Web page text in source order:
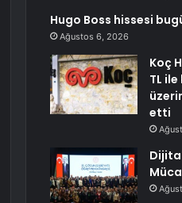
Hugo Boss hissesi
Ağustos 6, 2026
Koç
TL
etti